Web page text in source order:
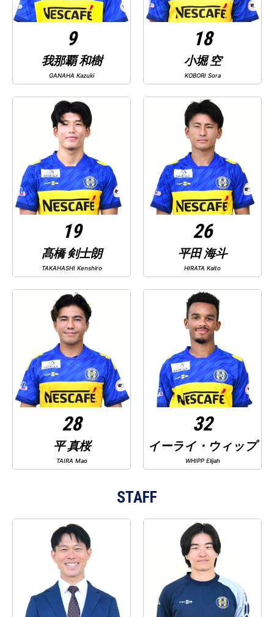
9
我那覇 和樹
GANAHA Kazuki
18
小堀 空
KOBORI Sora
19
髙橋 剣士朗
TAKAHASHI Kenshiro
26
平田 海斗
HIRATA Kaito
28
平 真桜
TAIRA Mao
32
イーライ・ウィップ
WHIPP Elijah
STAFF